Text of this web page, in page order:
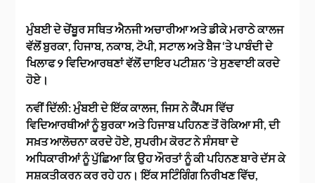
ਮੁੰਬਈ ਦੇ ਚੇਂਬੂਰ ਸਥਿਤ ਐਨਜੀ ਅਚਾਰੀਆ ਅਤੇ ਡੀਕੇ ਮਰਾਠੇ ਕਾਲਜ
ਵੱਲੋਂ ਬੁਰਕਾ, ਹਿਜਾਬ, ਨਕਾਬ, ਟੋਪੀ, ਸਟਾਲ ਅਤੇ ਬੈਜ ‘ਤੇ ਪਾਬੰਦੀ ਦੇ
ਖਿਲਾਫ 9 ਵਿਦਿਆਰਥਣਾਂ ਵੱਲੋਂ ਦਾਇਰ ਪਟੀਸ਼ਨ ‘ਤੇ ਸੁਣਵਾਈ ਕਰਦੇ
ਹੋਏ।
ਨਵੀਂ ਦਿੱਲੀ: ਮੁੰਬਈ ਦੇ ਇੱਕ ਕਾਲਜ, ਜਿਸ ਨੇ ਕੈਂਪਸ ਵਿੱਚ
ਵਿਦਿਆਰਥੀਆਂ ਨੂੰ ਬੁਰਕਾ ਅਤੇ ਹਿਜਾਬ ਪਹਿਨਣ ਤੋਂ ਰੋਕਿਆ ਸੀ, ਦੀ
ਸਖ਼ਤ ਆਲੋਚਨਾ ਕਰਦੇ ਹੋਏ, ਸੁਪਰੀਮ ਕੋਰਟ ਨੇ ਸੰਸਥਾ ਦੇ
ਅਧਿਕਾਰੀਆਂ ਨੂੰ ਪੁੱਛਿਆ ਕਿ ਉਹ ਔਰਤਾਂ ਨੂੰ ਕੀ ਪਹਿਨਣ ਬਾਰੇ ਦੱਸ ਕੇ
ਸਸ਼ਕਤੀਕਰਨ ਕਰ ਰਹੇ ਹਨ। ਇੱਕ ਸਟਿੰਗਿੰਗ ਨਿਰੀਖਣ ਵਿੱਚ,